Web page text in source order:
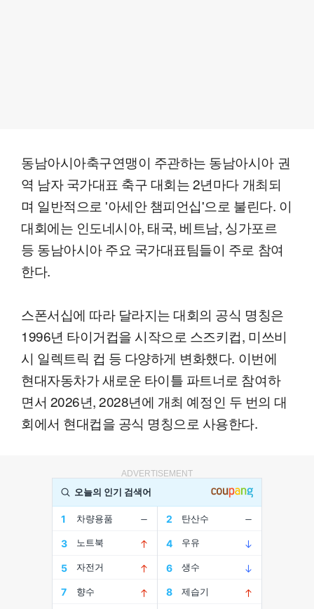
동남아시아축구연맹이 주관하는 동남아시아 권
역 남자 국가대표 축구 대회는 2년마다 개최되
며 일반적으로 '아세안 챔피언십'으로 불린다. 이
대회에는 인도네시아, 태국, 베트남, 싱가포르
등 동남아시아 주요 국가대표팀들이 주로 참여
한다.
스폰서십에 따라 달라지는 대회의 공식 명칭은
1996년 타이거컵을 시작으로 스즈키컵, 미쓰비
시 일렉트릭 컵 등 다양하게 변화했다. 이번에
현대자동차가 새로운 타이틀 파트너로 참여하
면서 2026년, 2028년에 개최 예정인 두 번의 대
회에서 현대컵을 공식 명칭으로 사용한다.
ADVERTISEMENT